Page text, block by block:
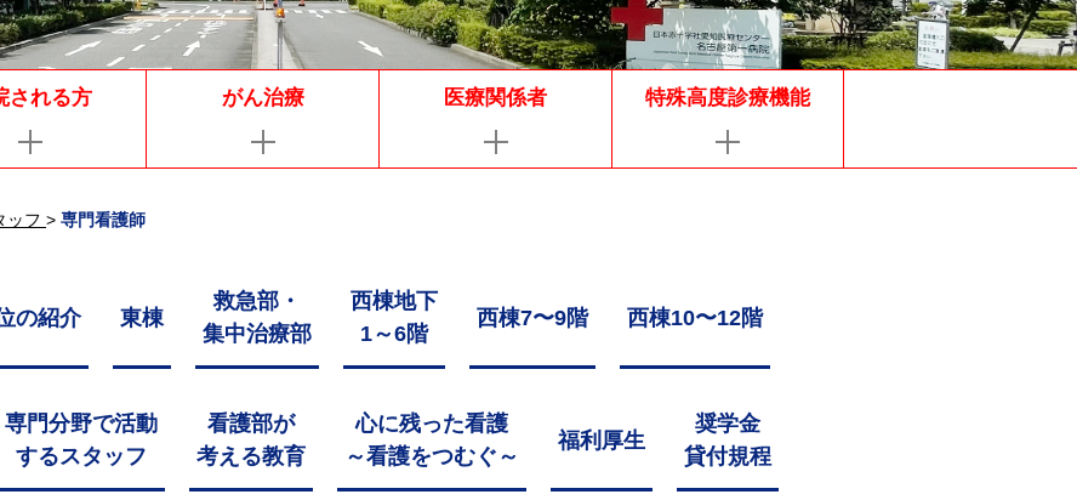
される方 がん治療 医療関係者 特殊高度診療機能
ッフ > 専門看護師
の紹介 東棟
救急部・
集中治療部
西棟地下
1～6階
西棟7〜9階 西棟10〜12階
専門分野で活動
するスタッフ
看護部が
考える教育
心に残った看護
～看護をつむぐ～
福利厚生
奨学金
貸付規程